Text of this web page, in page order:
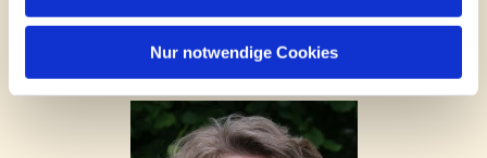
Nur notwendige Cookies
Kontakt Kirchenmusik